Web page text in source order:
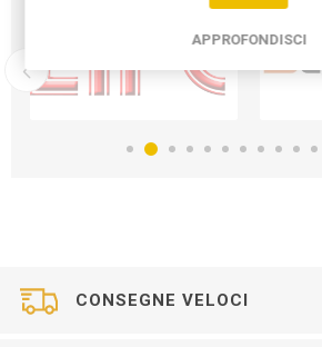
CONSEGNE VELOCI
APPROFONDISCI